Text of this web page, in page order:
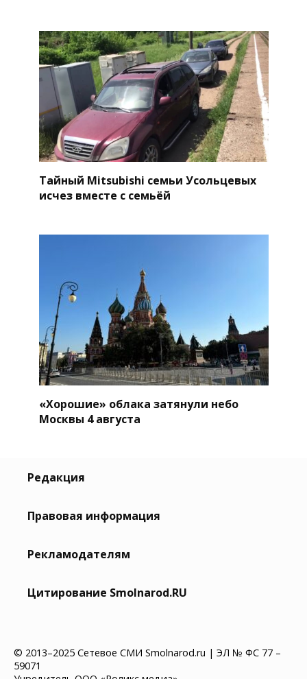
Тайный Mitsubishi семьи Усольцевых
исчез вместе с семьёй
«Хорошие» облака затянули небо
Москвы 4 августа
Редакция
Правовая информация
Рекламодателям
Цитирование Smolnarod.RU
© 2013–2025 Сетевое СМИ Smolnarod.ru | ЭЛ № ФС 77 –
59071